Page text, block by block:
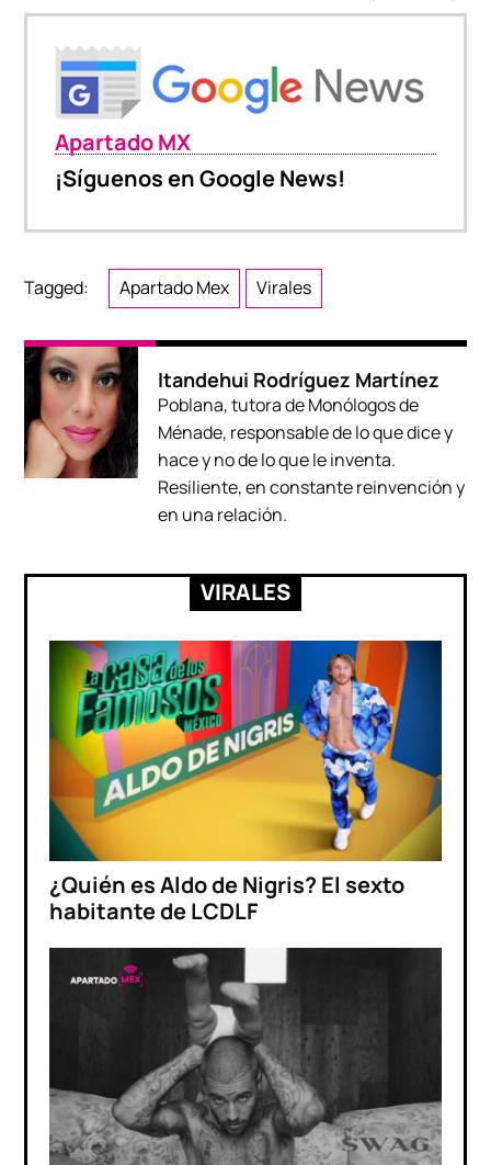
Apartado MX
¡Síguenos en Google News!
Tagged: Apartado Mex Virales
Itandehui Rodríguez Martínez
Poblana, tutora de Monólogos de
Ménade, responsable de lo que dice y
hace y no de lo que le inventa.
Resiliente, en constante reinvención y
en una relación.
VIRALES
¿Quién es Aldo de Nigris? El sexto
habitante de LCDLF